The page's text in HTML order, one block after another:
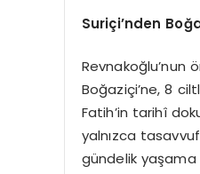
Suriçi’nden
Revnakoğlu’nun
Boğaziçi’ne, 8
Fatih’in tarihî
yalnızca
gündelik